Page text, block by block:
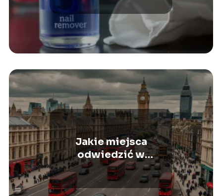
Jakie miejsca
odwiedzić w
Londynie? Najlepsze
atrakcje